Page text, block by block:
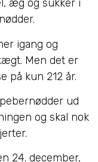
æg og sukker i
igang og
Men det er
på kun 212 år.
ud
og skal nok
24. december,